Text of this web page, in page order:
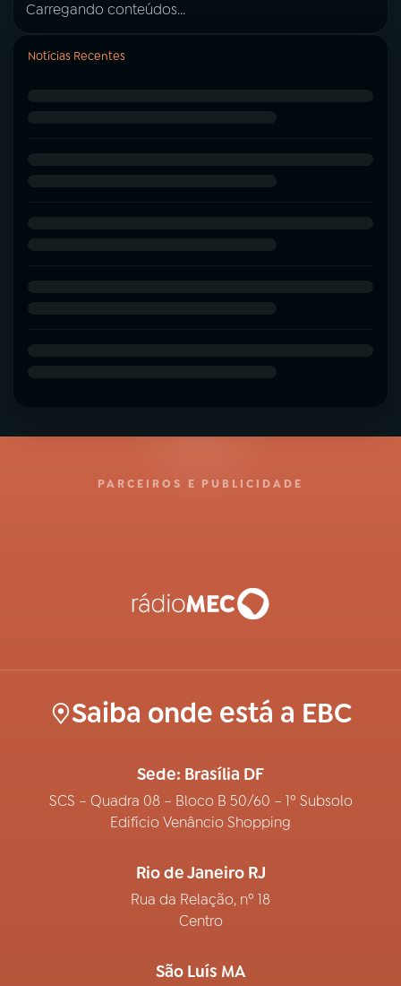
Carregando conteúdos...
Notícias Recentes
PARCEIROS E PUBLICIDADE
Saiba onde está a EBC
Sede: Brasília DF
SCS – Quadra 08 – Bloco B 50/60 – 1º Subsolo
Edifício Venâncio Shopping
Rio de Janeiro RJ
Rua da Relação, nº 18
Centro
São Luís MA